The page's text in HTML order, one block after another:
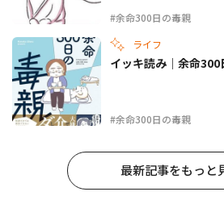
#余命300日の毒親
ライフ
#余命300日の毒親
イッキ読み｜余命300
最新記事をもっと